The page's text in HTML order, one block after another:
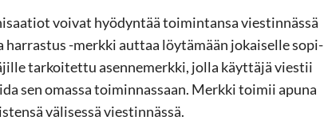
voi­vat hyö­dyn­tää toi­min­tan­sa vies­tin­näs­sä
har­ras­tus -​merkki aut­taa löy­tä­mään jo­kai­sel­le so­pi­
tar­koi­tet­tu asen­ne­merk­ki, jolla käyt­tä­jä vies­tii
sen omas­sa toi­min­nas­saan. Merk­ki toi­mii apuna
vä­li­ses­sä vies­tin­näs­sä.